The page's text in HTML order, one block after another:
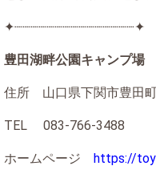
✦┈┈┈┈┈┈┈┈┈┈┈┈┈┈┈✦
豊田湖畔公園キャンプ場
住所 山口県下関市豊田
TEL 083-766-3488
ホームページ https://